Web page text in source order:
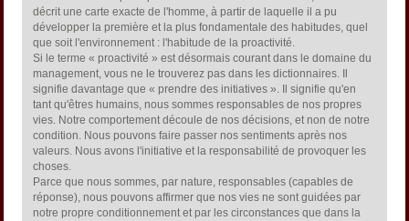
décrit une carte exacte de l'homme, à partir de laquelle il a pu
développer la première et la plus fondamentale des habitudes, quel
que soit l'environnement : l'habitude de la proactivité.
Si le terme « proactivité » est désormais courant dans le domaine du
management, vous ne le trouverez pas dans les dictionnaires. Il
signifie davantage que « prendre des initiatives ». Il signifie qu'en
tant qu'êtres humains, nous sommes responsables de nos propres
vies. Notre comportement découle de nos décisions, et non de notre
condition. Nous pouvons faire passer nos sentiments après nos
valeurs. Nous avons l'initiative et la responsabilité de provoquer les
choses.
Parce que nous sommes, par nature, responsables (capables de
réponse), nous pouvons affirmer que nos vies ne sont guidées par
notre propre conditionnement et par les circonstances que dans la